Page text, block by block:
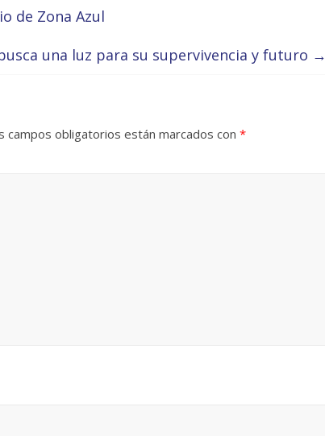
de Zona Azul
una luz para su supervivencia y futuro →
campos obligatorios están marcados con *